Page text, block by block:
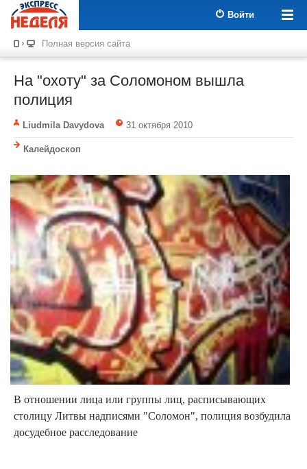
Войти
Полная версия сайта
На "охоту" за Соломоном вышла
полиция
Liudmila Davydova 31 октября 2010
Калейдоскоп
В отношении лица или группы лиц, расписывающих
столицу Литвы надписями "Соломон", полиция возбудила
досудебное расследование